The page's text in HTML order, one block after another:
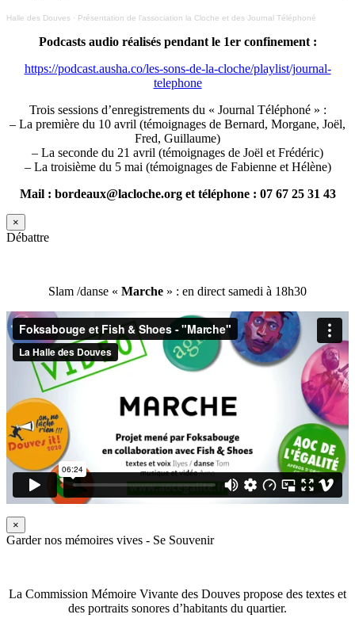
Halle des Douves · Présentation de l’association la Cloche et des Journal Téléphoné
Podcasts audio réalisés pendant le 1er confinement :
https://podcast.ausha.co/les-sons-de-la-cloche/playlist/journal-
telephone
Trois sessions d’enregistrements du « Journal Téléphoné » :
– La première du 10 avril (témoignages de Bernard, Morgane, Joël,
Fred, Guillaume)
– La seconde du 21 avril (témoignages de Joël et Frédéric)
– La troisième du 5 mai (témoignages de Fabienne et Hélène)
Mail : bordeaux@lacloche.org et téléphone : 07 67 25 31 43
×
Débattre
Slam /danse « Marche » : en direct samedi à 18h30
×
Garder nos mémoires vives - Se Souvenir
La Commission Mémoire Vivante des Douves propose des textes et
des portraits sonores d’habitants du quartier.